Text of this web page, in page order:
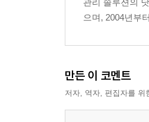
▣ 03장: C# 기초
____3.1.3 문자형 기
____3.1.4 불린
____3.1.5 마치며
관리 솔루션의
으며, 2004년부
만든 이 코멘트
저자, 역자, 편집자를 위